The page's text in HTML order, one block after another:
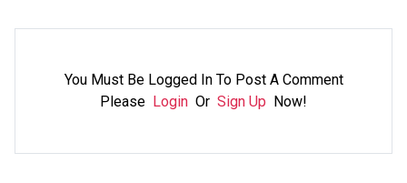
You Must Be Logged In To Post A Comment
Please Login Or Sign Up Now!